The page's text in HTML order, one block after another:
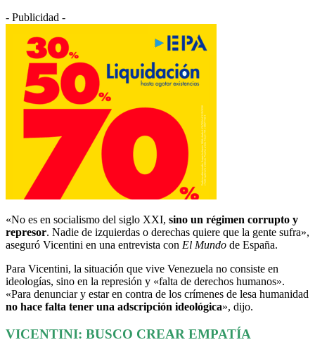
- Publicidad -
«No es en socialismo del siglo XXI, sino un régimen corrupto y
represor. Nadie de izquierdas o derechas quiere que la gente sufra»,
aseguró Vicentini en una entrevista con El Mundo de España.
Para Vicentini, la situación que vive Venezuela no consiste en
ideologías, sino en la represión y «falta de derechos humanos».
«Para denunciar y estar en contra de los crímenes de lesa humanidad
no hace falta tener una adscripción ideológica», dijo.
VICENTINI: BUSCO CREAR EMPATÍA